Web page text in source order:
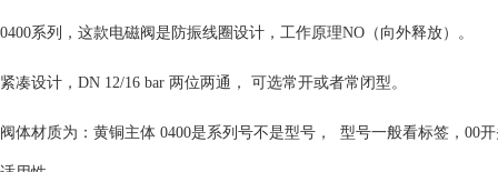
0400系列，这款电磁阀是防振线圈设计，工作原理NO（向外释放）。
紧凑设计，DN 12/16 bar 两位两通， 可选常开或者常闭型。
阀体材质为：黄铜主体 0400是系列号不是型号， 型号一般看标签，00